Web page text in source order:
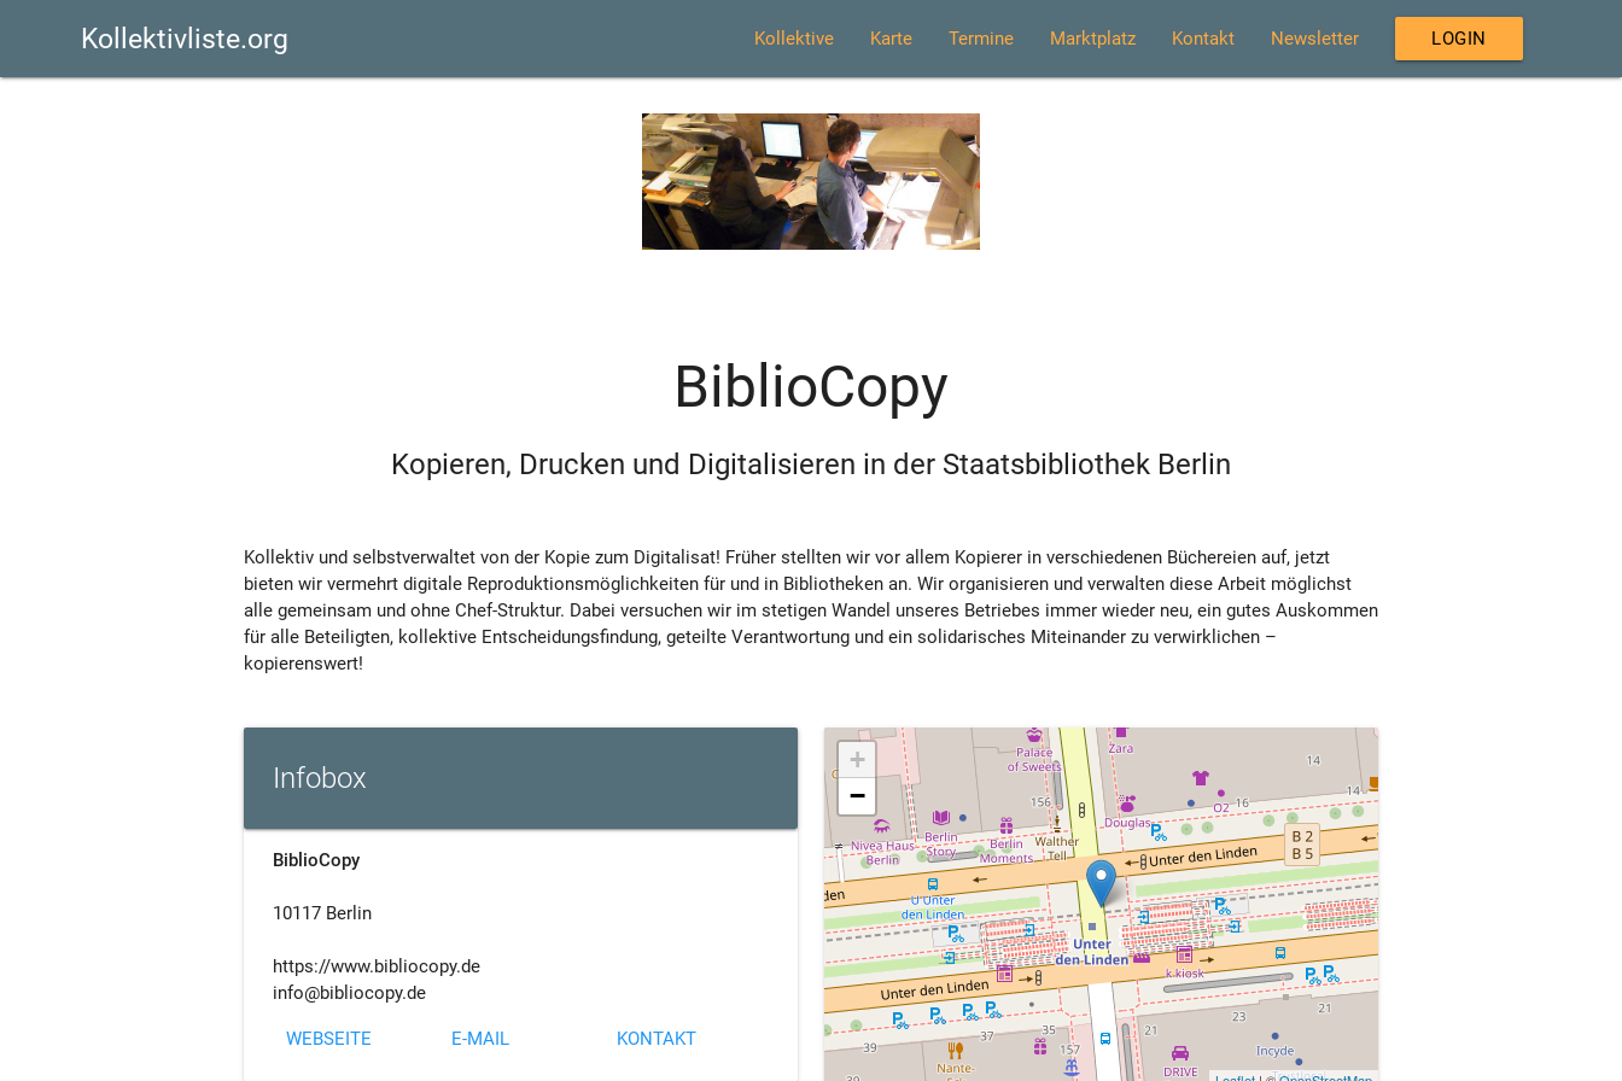
Kollektivliste.org Kollektive Karte Termine Marktplatz Kontakt Newsletter LOGIN
BiblioCopy
Kopieren, Drucken und Digitalisieren in der Staatsbibliothek Berlin
Kollektiv und selbstverwaltet von der Kopie zum Digitalisat! Früher stellten wir vor allem Kopierer in verschiedenen Büchereien auf, jetzt
bieten wir vermehrt digitale Reproduktionsmöglichkeiten für und in Bibliotheken an. Wir organisieren und verwalten diese Arbeit möglichst
alle gemeinsam und ohne Chef-Struktur. Dabei versuchen wir im stetigen Wandel unseres Betriebes immer wieder neu, ein gutes Auskommen
für alle Beteiligten, kollektive Entscheidungsfindung, geteilte Verantwortung und ein solidarisches Miteinander zu verwirklichen –
kopierenswert!
Infobox
BiblioCopy
10117 Berlin
https://www.bibliocopy.de
info@bibliocopy.de
WEBSEITE E-MAIL KONTAKT
+
−